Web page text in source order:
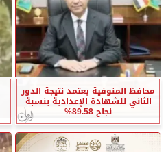
محافظ المنوفية يعتمد نتيجة الدور
الثاني للشهادة الإعدادية بنسبة
نجاح 89.58%